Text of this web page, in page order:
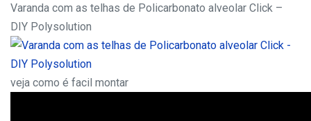
Varanda com as telhas de Policarbonato alveolar Click –
DIY Polysolution
veja como é facil montar